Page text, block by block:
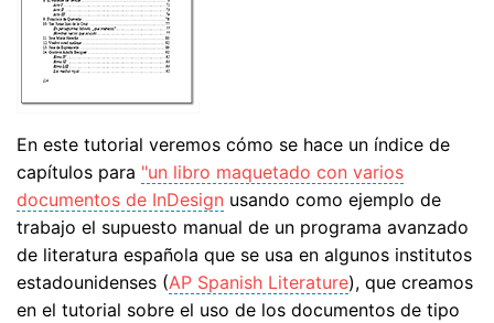
En este tutorial veremos cómo se hace un índice de
capítulos para "un libro maquetado con varios
documentos de InDesign usando como ejemplo de
trabajo el supuesto manual de un programa avanzado
de literatura española que se usa en algunos institutos
estadounidenses (AP Spanish Literature), que creamos
en el tutorial sobre el uso de los documentos de tipo